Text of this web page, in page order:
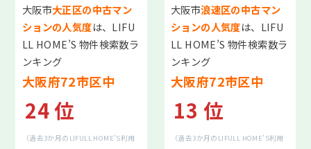
売りたい 売りたい 売りたい
お悩み別売却方法
相続・生前対策
空き家の対処
大阪市大正区の中古マン
ションの人気度は、LIFU
LL HOME’S 物件検索数ラ
ンキング
大阪府72市区中
24 位
（過去3か月のLIFULL HOME’S利用
大阪市浪速区の中古マン
ションの人気度は、LIFU
LL HOME’S 物件検索数ラ
ンキング
大阪府72市区中
13 位
（過去3か月のLIFULL HOME’S利用